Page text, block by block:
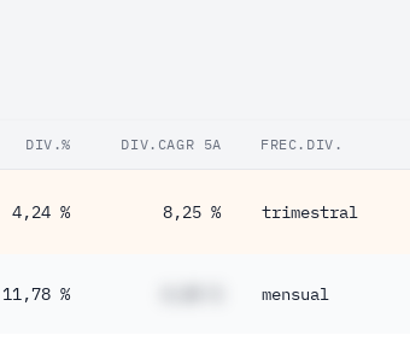
DIV.% DIV.CAGR 5A FREC.DIV.
4,24 % 8,25 % trimestral
11,78 % mensual